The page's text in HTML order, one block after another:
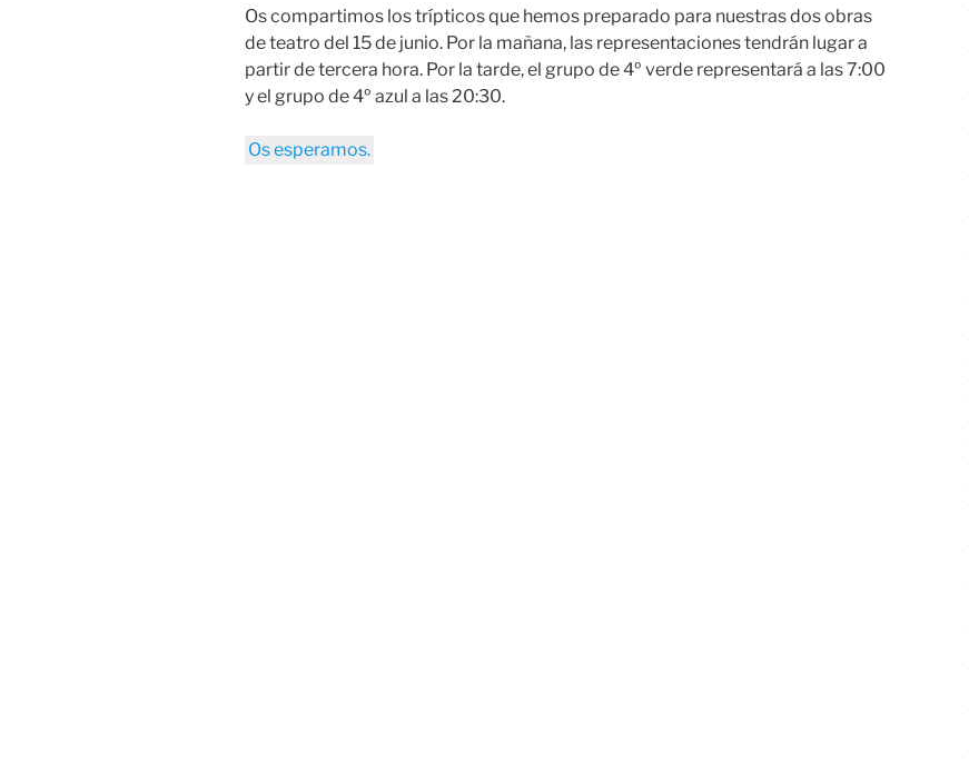
Os compartimos los trípticos que hemos preparado para nuestras dos obras
de teatro del 15 de junio. Por la mañana, las representaciones tendrán lugar a
partir de tercera hora. Por la tarde, el grupo de 4º verde representará a las 7:00
y el grupo de 4º azul a las 20:30.
Os esperamos.